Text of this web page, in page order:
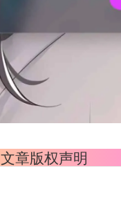
文章版权声明